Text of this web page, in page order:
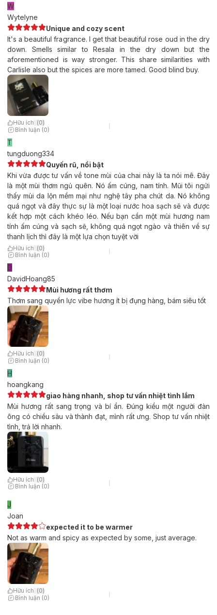
W
Wytelyne
Unique and cozy scent
It's a beautiful fragrance. I get that beautiful rose oud in the dry
down. Smells similar to Resala in the dry down but the
aforementioned is way stronger. This share similarities with
Carlisle also but the spices are more tamed. Good blind buy.
Hữu ích (0)
Bình luận (0)
T
tungduong334
Quyến rũ, nổi bật
Khi vừa được tư vấn về tone mùi của chai này là ta nói mê. Đây
là một mùi thơm ngủ quên. Nó ấm cúng, nam tính. Mũi tôi ngửi
thấy mùi da lộn mềm mại như nghệ tây pha chút da. Nó không
quá ngọt và đây thực sự là một loại nước hoa sạch sẽ và được
kết hợp một cách khéo léo. Nếu bạn cần một mùi hương nam
tính ấm cúng và sạch sẽ, không quá ngọt ngào và thiên về sự
thanh lịch thì đây là một lựa chọn tuyệt vời
Hữu ích (0)
Bình luận (0)
D
DavidHoang85
Mùi hương rất thơm
Thơm sang quyền lực vibe hương ít bị đụng hàng, bám siêu tốt
Hữu ích (0)
Bình luận (0)
H
hoangkang
giao hàng nhanh, shop tư vấn nhiệt tình lắm
Mùi hương rất sang trọng và bí ẩn. Đúng kiểu một người đàn
ông có chiều sâu và thành đạt, mình rất ưng. Shop tư vấn nhiệt
tình, trả lời nhanh.
Hữu ích (0)
Bình luận (0)
J
Joan
expected it to be warmer
Not as warm and spicy as expected by some, just average.
Hữu ích (0)
Bình luận (0)